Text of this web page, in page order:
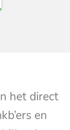
het direct
en